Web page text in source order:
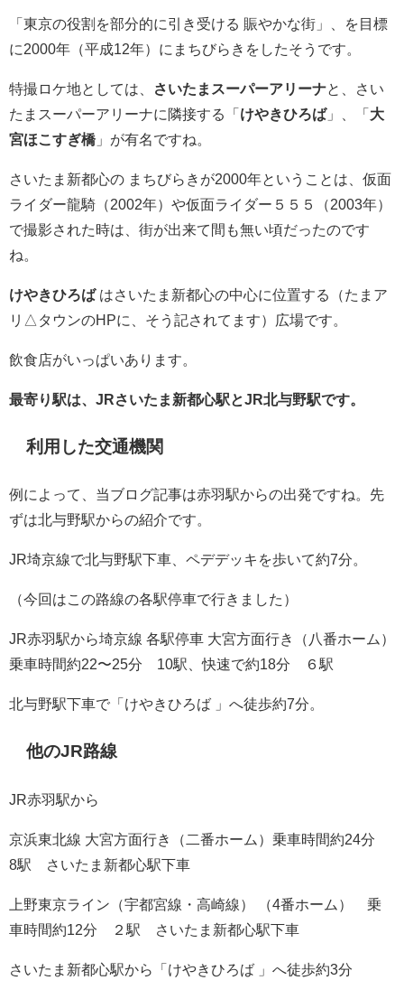
「東京の役割を部分的に引き受ける 賑やかな街」、を目標
に2000年（平成12年）にまちびらきをしたそうです。
特撮ロケ地としては、 さいたまスーパーアリーナと、さい
たまスーパーアリーナに隣接する「 けやきひろば」、「 大
宮ほこすぎ橋」が有名ですね。
さいたま新都心の まちびらきが2000年ということは、仮面
ライダー龍騎（2002年）や仮面ライダー５５５（2003年）
で撮影された時は、街が出来て間も無い頃だったのです
ね。
けやきひろばはさいたま新都心の中心に位置する（たまア
リ△タウンのHPに、そう記されてます）広場です。
飲食店がいっぱいあります。
最寄り駅は、JRさいたま新都心駅とJR北与野駅です。
利用した交通機関
例によって、当ブログ記事は赤羽駅からの出発ですね。先
ずは北与野駅からの紹介です。
JR埼京線で北与野駅下車、ペデデッキを歩いて約7分。
（今回はこの路線の各駅停車で行きました）
JR赤羽駅から埼京線 各駅停車 大宮方面行き（八番ホーム）
乗車時間約22〜25分 10駅、快速で約18分 ６駅
北与野駅下車で「けやきひろば 」へ徒歩約7分。
他のJR路線
JR赤羽駅から
京浜東北線 大宮方面行き（二番ホーム）乗車時間約24分
8駅 さいたま新都心駅下車
上野東京ライン（宇都宮線・高崎線） （4番ホーム） 乗
車時間約12分 ２駅 さいたま新都心駅下車
さいたま新都心駅から「けやきひろば 」へ徒歩約3分